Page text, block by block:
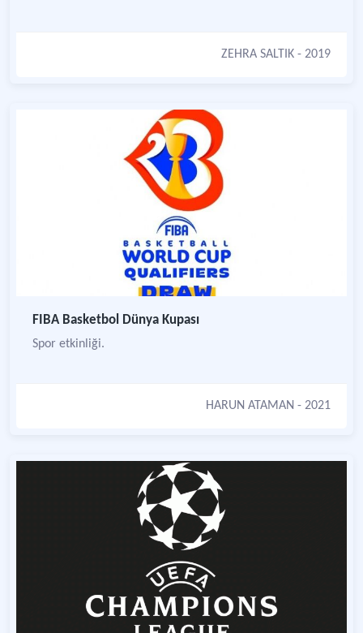
ZEHRA SALTIK - 2019
FIBA Basketbol Dünya Kupası
Spor etkinliği.
HARUN ATAMAN - 2021